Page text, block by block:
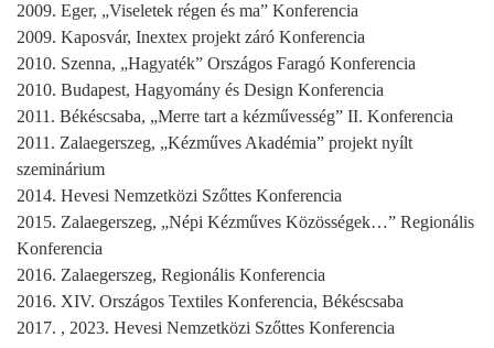
2009. Eger, „Viseletek régen és ma” Konferencia
2009. Kaposvár, Inextex projekt záró Konferencia
2010. Szenna, „Hagyaték” Országos Faragó Konferencia
2010. Budapest, Hagyomány és Design Konferencia
2011. Békéscsaba, „Merre tart a kézművesség” II. Konferencia
2011. Zalaegerszeg, „Kézműves Akadémia” projekt nyílt
szeminárium
2014. Hevesi Nemzetközi Szőttes Konferencia
2015. Zalaegerszeg, „Népi Kézműves Közösségek…” Regionális
Konferencia
2016. Zalaegerszeg, Regionális Konferencia
2016. XIV. Országos Textiles Konferencia, Békéscsaba
2017. , 2023. Hevesi Nemzetközi Szőttes Konferencia